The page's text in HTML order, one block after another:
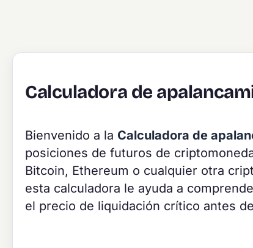
Calculadora de
Bienvenido a la Calculadora de
posiciones de futuros de
Bitcoin, Ethereum o cualquier otra
esta calculadora le ayuda a
el precio de liquidación crítico antes